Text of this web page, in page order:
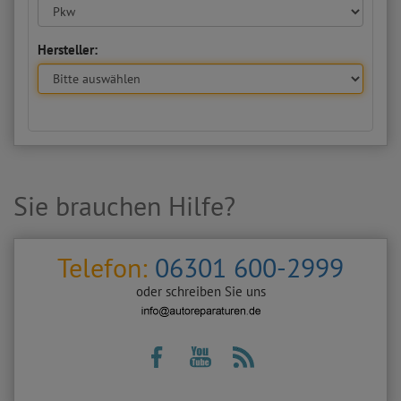
Hersteller:
Sie brauchen Hilfe?
Telefon: 06301 600-2999
oder schreiben Sie uns